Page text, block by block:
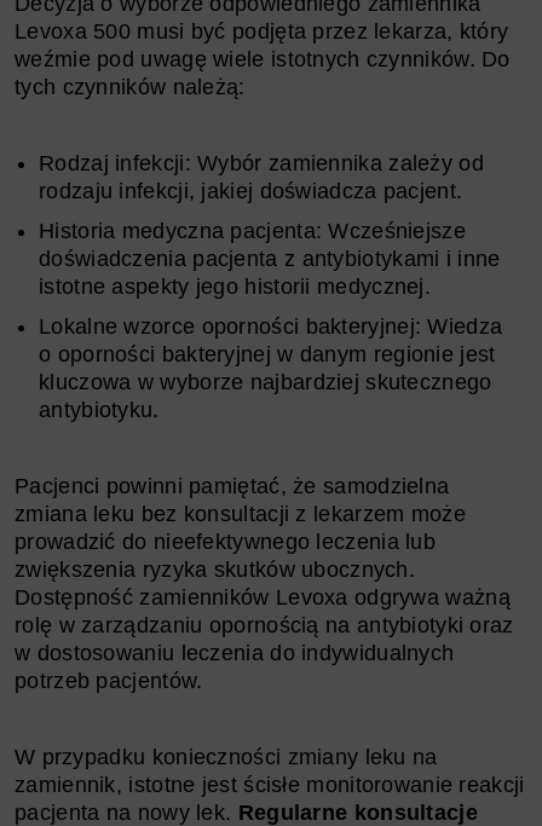
Levoxa 500 musi być podjęta przez lekarza, który
weźmie pod uwagę wiele istotnych czynników. Do
tych czynników należą:
Rodzaj infekcji: Wybór zamiennika zależy od
rodzaju infekcji, jakiej doświadcza pacjent.
Historia medyczna pacjenta: Wcześniejsze
doświadczenia pacjenta z antybiotykami i inne
istotne aspekty jego historii medycznej.
Lokalne wzorce oporności bakteryjnej: Wiedza
o oporności bakteryjnej w danym regionie jest
kluczowa w wyborze najbardziej skutecznego
antybiotyku.
Pacjenci powinni pamiętać, że samodzielna
zmiana leku bez konsultacji z lekarzem może
prowadzić do nieefektywnego leczenia lub
zwiększenia ryzyka skutków ubocznych.
Dostępność zamienników Levoxa odgrywa ważną
rolę w zarządzaniu opornością na antybiotyki oraz
w dostosowaniu leczenia do indywidualnych
potrzeb pacjentów.
W przypadku konieczności zmiany leku na
zamiennik, istotne jest ścisłe monitorowanie reakcji
pacjenta na nowy lek. Regularne konsultacje